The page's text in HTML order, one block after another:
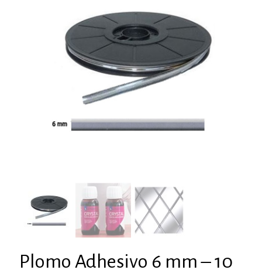
Plomo Adhesivo 6 mm – 10